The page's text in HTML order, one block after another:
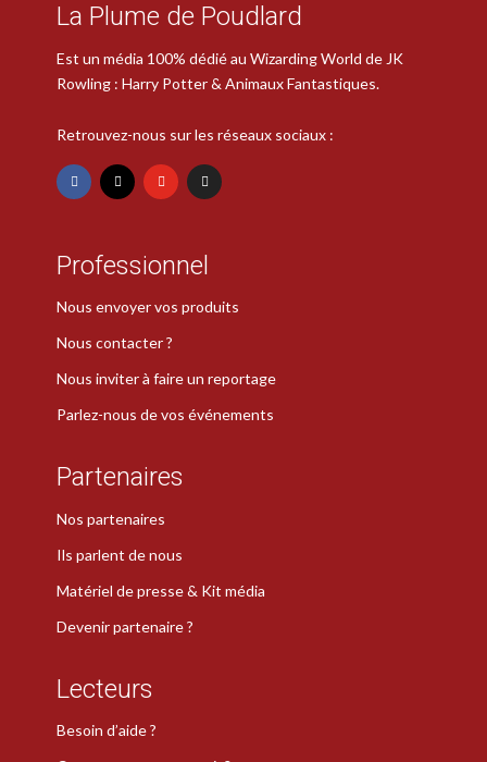
La Plume de Poudlard
Est un média 100% dédié au Wizarding World de JK
Rowling : Harry Potter & Animaux Fantastiques.
Retrouvez-nous sur les réseaux sociaux :
Professionnel
Nous envoyer vos produits
Nous contacter ?
Nous inviter à faire un reportage
Parlez-nous de vos événements
Partenaires
Nos partenaires
Ils parlent de nous
Matériel de presse & Kit média
Devenir partenaire ?
Lecteurs
Besoin d’aide ?